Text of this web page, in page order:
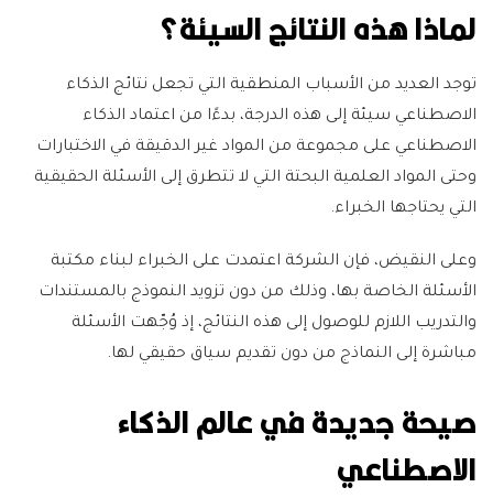
لماذا هذه النتائج السيئة؟
توجد العديد من الأسباب المنطقية التي تجعل نتائج الذكاء
الاصطناعي سيئة إلى هذه الدرجة، بدءًا من اعتماد الذكاء
الاصطناعي على مجموعة من المواد غير الدقيقة في الاختبارات
وحتى المواد العلمية البحتة التي لا تتطرق إلى الأسئلة الحقيقية
التي يحتاجها الخبراء.
وعلى النقيض، فإن الشركة اعتمدت على الخبراء لبناء مكتبة
الأسئلة الخاصة بها، وذلك من دون تزويد النموذج بالمستندات
والتدريب اللازم للوصول إلى هذه النتائج، إذ وُجّهت الأسئلة
مباشرة إلى النماذج من دون تقديم سياق حقيقي لها.
صيحة جديدة في عالم الذكاء
الاصطناعي